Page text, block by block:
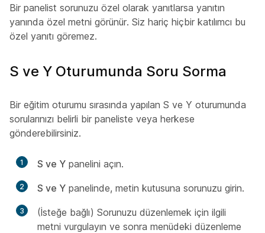
Bir panelist sorunuzu özel olarak yanıtlarsa yanıtın
yanında özel metni görünür. Siz hariç hiçbir katılımcı bu
özel yanıtı göremez.
S ve Y Oturumunda Soru Sorma
Bir eğitim oturumu sırasında yapılan S ve Y oturumunda
sorularınızı belirli bir paneliste veya herkese
gönderebilirsiniz.
1 S ve Y panelini açın.
2 S ve Y panelinde, metin kutusuna sorunuzu girin.
3
(İsteğe bağlı) Sorunuzu düzenlemek için ilgili
metni vurgulayın ve sonra menüdeki düzenleme